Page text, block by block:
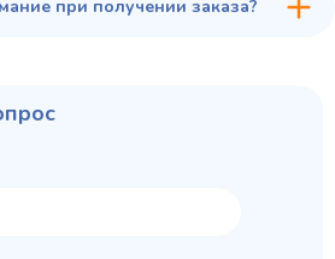
при получении заказа?